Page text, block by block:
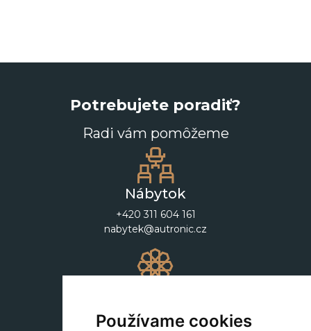
Používame cookies
Potrebujete poradiť?
Radi vám pomôžeme
Nábytok
+420 311 604 161
nabytek@autronic.cz
+420 311 604 182